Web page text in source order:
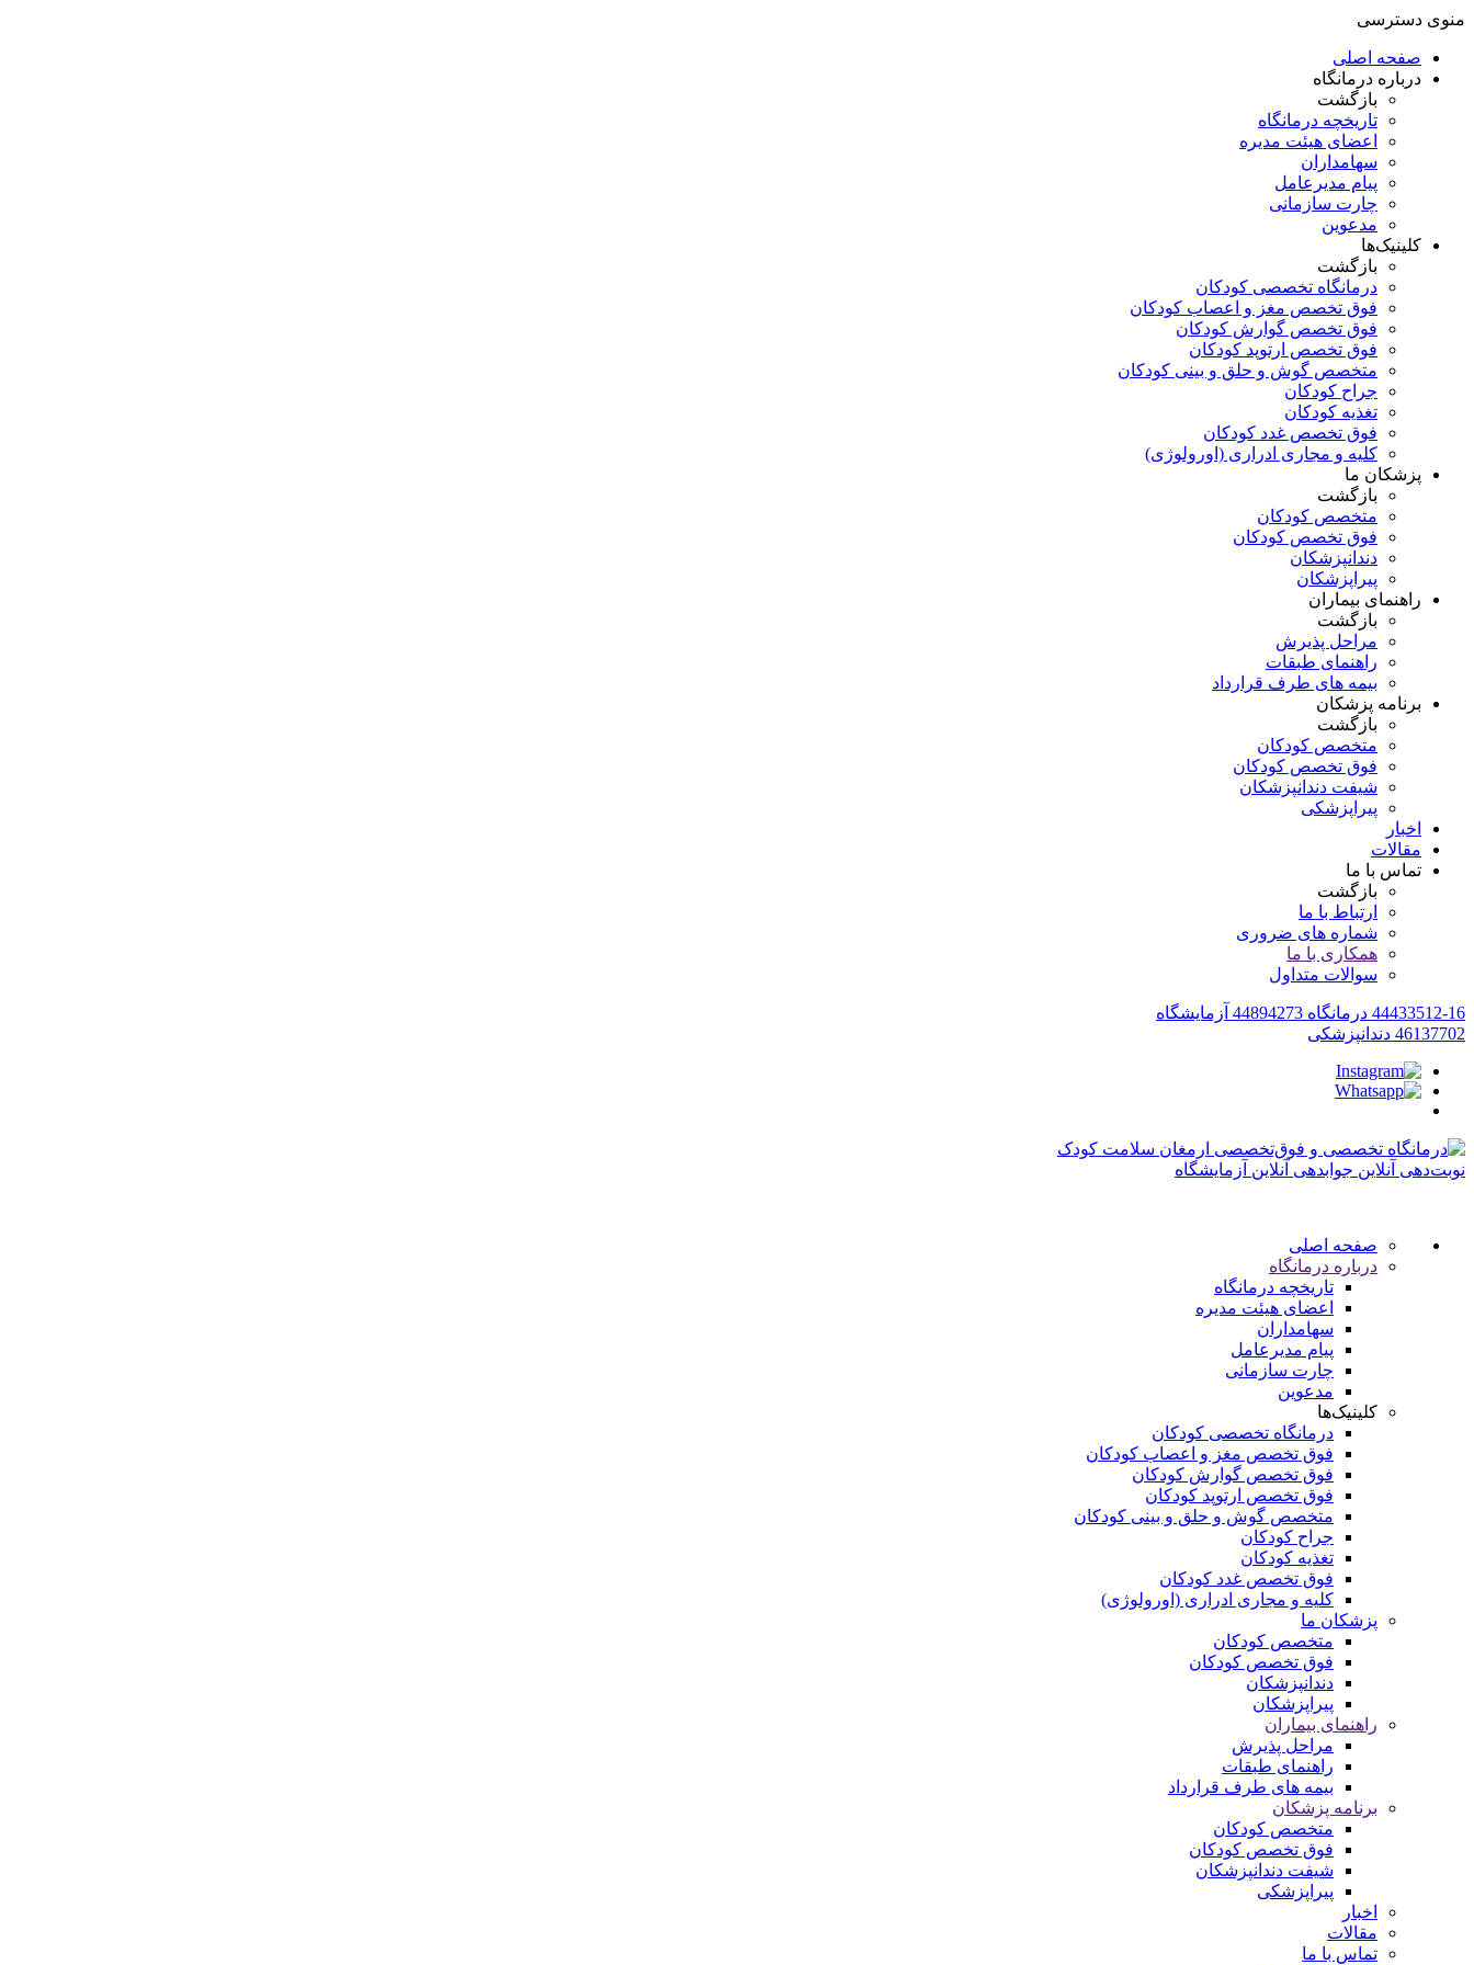
منوی دسترسی
صفحه اصلی
درباره درمانگاه
بازگشت
تاریخچه درمانگاه
اعضای هیئت مدیره
سهامداران
پیام مدیرعامل
چارت سازمانی
مدعوین
کلینیک‌ها
بازگشت
درمانگاه تخصصی کودکان
فوق تخصص مغز و اعصاب کودکان
فوق تخصص گوارش کودکان
فوق تخصص ارتوپد کودکان
متخصص گوش و حلق و بینی کودکان
جراح کودکان
تغذیه کودکان
فوق تخصص غدد کودکان
کلیه و مجاری ادراری (اورولوژی)
پزشکان ما
بازگشت
متخصص کودکان
فوق تخصص کودکان
دندانپزشکان
پیراپزشکان
راهنمای بیماران
بازگشت
مراحل پذیرش
راهنمای طبقات
بیمه های طرف قرارداد
برنامه پزشکان
بازگشت
متخصص کودکان
فوق تخصص کودکان
شیفت دندانپزشکان
پیراپزشکی
اخبار
مقالات
تماس با ما
بازگشت
ارتباط با ما
شماره های ضروری
همکاری با ما
سوالات متداول
44433512-16 درمانگاه 44894273 آزمایشگاه
46137702 دندانپزشکی
نوبت‌دهی آنلاین جوابدهی آنلاین آزمایشگاه
صفحه اصلی
درباره درمانگاه
تاریخچه درمانگاه
اعضای هیئت مدیره
سهامداران
پیام مدیرعامل
چارت سازمانی
مدعوین
کلینیک‌ها
درمانگاه تخصصی کودکان
فوق تخصص مغز و اعصاب کودکان
فوق تخصص گوارش کودکان
فوق تخصص ارتوپد کودکان
متخصص گوش و حلق و بینی کودکان
جراح کودکان
تغذیه کودکان
فوق تخصص غدد کودکان
کلیه و مجاری ادراری (اورولوژی)
پزشکان ما
متخصص کودکان
فوق تخصص کودکان
دندانپزشکان
پیراپزشکان
راهنمای بیماران
مراحل پذیرش
راهنمای طبقات
بیمه های طرف قرارداد
برنامه پزشکان
متخصص کودکان
فوق تخصص کودکان
شیفت دندانپزشکان
پیراپزشکی
اخبار
مقالات
تماس با ما